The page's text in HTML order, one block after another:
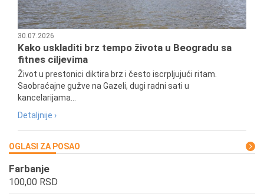
30.07.2026
Kako uskladiti brz tempo života u Beogradu sa
fitnes ciljevima
Život u prestonici diktira brz i često iscrpljujući ritam.
Saobraćajne gužve na Gazeli, dugi radni sati u
kancelarijama...
Detaljnije ›
OGLASI ZA POSAO
Farbanje
100,00 RSD